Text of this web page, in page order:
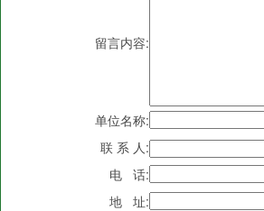
留言内容:
单位名称:
联 系 人:
电 话:
地 址: